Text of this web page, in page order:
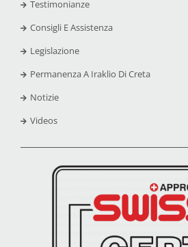
Testimonianze
Consigli E Assistenza
Legislazione
Permanenza A Iraklio Di Creta
Notizie
Videos